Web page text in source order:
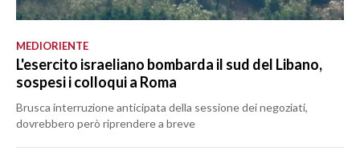
MEDIORIENTE
L'esercito israeliano bombarda il sud del Libano,
sospesi i colloqui a Roma
Brusca interruzione anticipata della sessione dei negoziati,
dovrebbero però riprendere a breve